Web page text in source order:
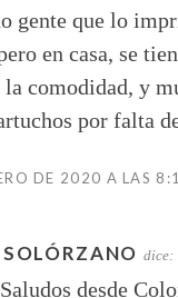
gente que lo
en casa, se
comodidad, y
por falta
DE 2020 A LAS
dice:
desde